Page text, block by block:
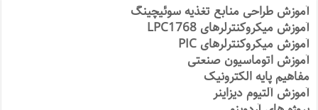
آموزش طراحی منابع تغذیه سوئیچینگ
آموزش میکروکنترلرهای LPC1768
آموزش میکروکنترلرهای PIC
آموزش اتوماسیون صنعتی
مفاهیم پایه الکترونیک
آموزش آلتیوم دیزاینر